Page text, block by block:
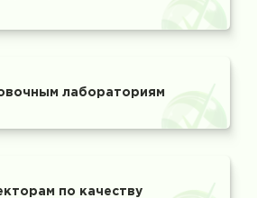
лабораториям
по качеству